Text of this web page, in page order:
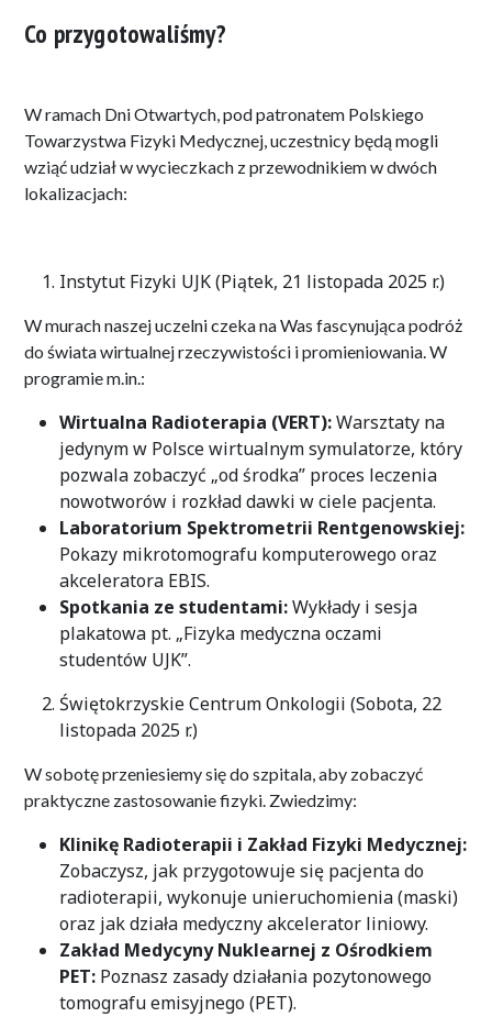
Co przygotowaliśmy?
W ramach Dni Otwartych, pod patronatem Polskiego
Towarzystwa Fizyki Medycznej, uczestnicy będą mogli
wziąć udział w wycieczkach z przewodnikiem w dwóch
lokalizacjach:
Instytut Fizyki UJK (Piątek, 21 listopada 2025 r.)
W murach naszej uczelni czeka na Was fascynująca podróż
do świata wirtualnej rzeczywistości i promieniowania. W
programie m.in.:
Wirtualna Radioterapia (VERT):Warsztaty na
jedynym w Polsce wirtualnym symulatorze, który
pozwala zobaczyć „od środka” proces leczenia
nowotworów i rozkład dawki w ciele pacjenta.
Laboratorium Spektrometrii Rentgenowskiej:
Pokazy mikrotomografu komputerowego oraz
akceleratora EBIS.
Spotkania ze studentami:Wykłady i sesja
plakatowa pt. „Fizyka medyczna oczami
studentów UJK”.
Świętokrzyskie Centrum Onkologii (Sobota, 22
listopada 2025 r.)
W sobotę przeniesiemy się do szpitala, aby zobaczyć
praktyczne zastosowanie fizyki. Zwiedzimy:
Klinikę Radioterapii i Zakład Fizyki Medycznej:
Zobaczysz, jak przygotowuje się pacjenta do
radioterapii, wykonuje unieruchomienia (maski)
oraz jak działa medyczny akcelerator liniowy.
Zakład Medycyny Nuklearnej z Ośrodkiem
PET: Poznasz zasady działania pozytonowego
tomografu emisyjnego (PET).